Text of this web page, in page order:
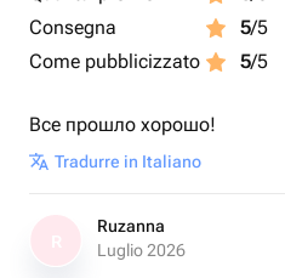
Consegna
5/5
Come pubblicizzato
5/5
Все прошло хорошо!
Tradurre in Italiano
Ruzanna
Luglio 2026